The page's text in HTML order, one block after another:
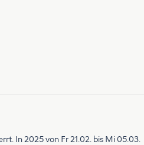
In 2025 von Fr 21.02. bis Mi 05.03.